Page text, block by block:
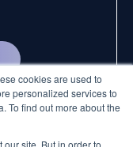
cookies are used to
personalized services to
To find out more about the
site. But in order to